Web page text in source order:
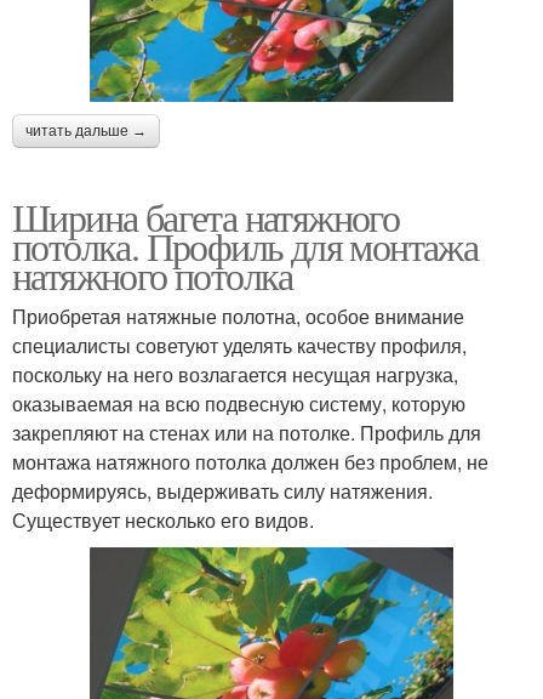
читать дальше →
Ширина багета натяжного
потолка. Профиль для монтажа
натяжного потолка
Приобретая натяжные полотна, особое внимание
специалисты советуют уделять качеству профиля,
поскольку на него возлагается несущая нагрузка,
оказываемая на всю подвесную систему, которую
закрепляют на стенах или на потолке. Профиль для
монтажа натяжного потолка должен без проблем, не
деформируясь, выдерживать силу натяжения.
Существует несколько его видов.